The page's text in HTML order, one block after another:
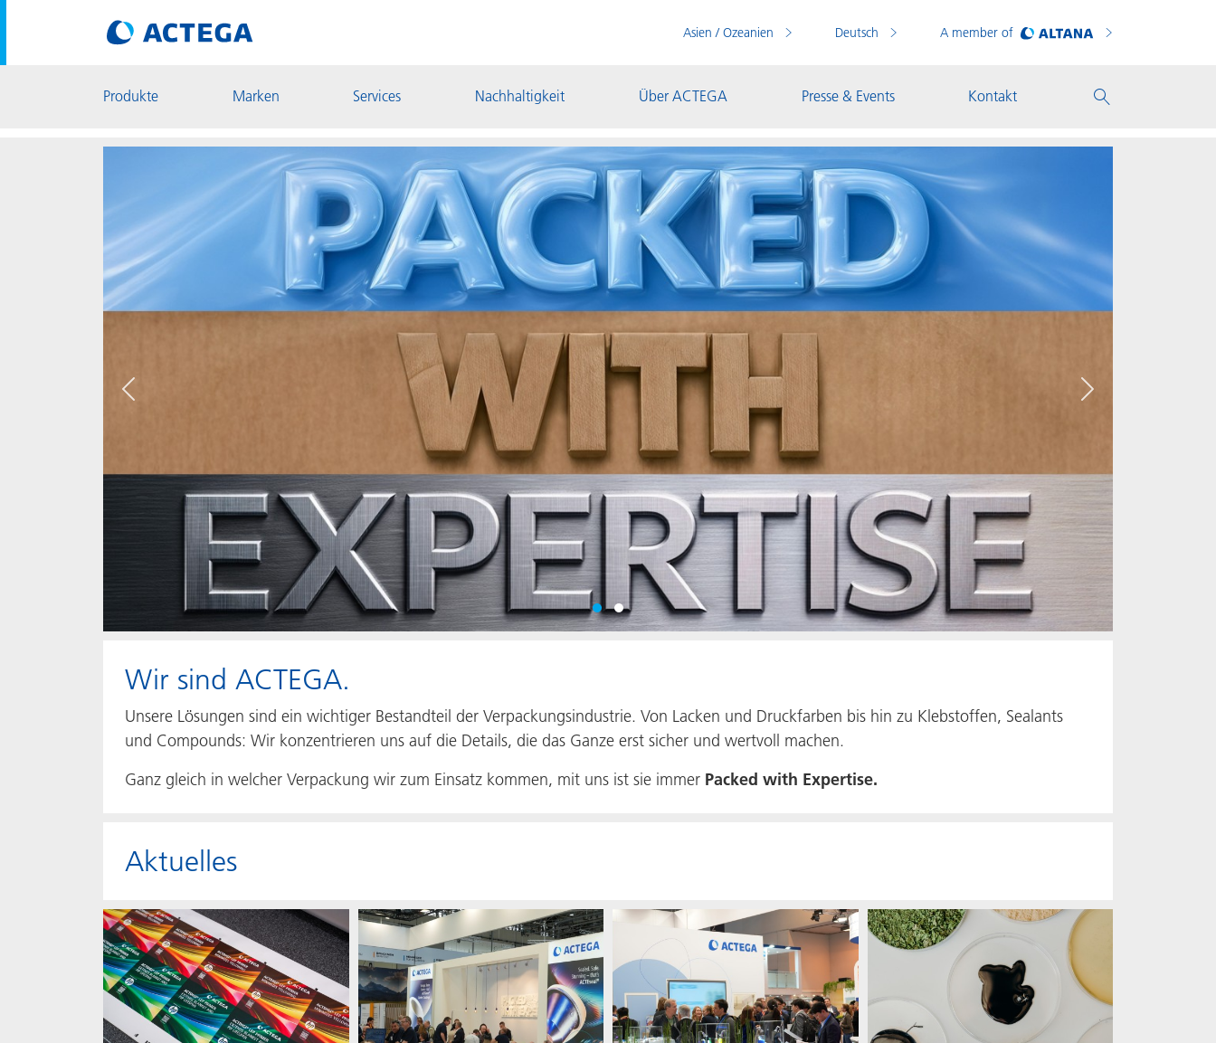
Asien / Ozeanien Deutsch A member of
Produkte Marken Services Nachhaltigkeit Über ACTEGA Presse & Events Kontakt
Zurück Weiter
Wir sind ACTEGA.
Unsere Lösungen sind ein wichtiger Bestandteil der Verpackungsindustrie. Von Lacken und Druckfarben bis hin zu Klebstoffen, Sealants
und Compounds: Wir konzentrieren uns auf die Details, die das Ganze erst sicher und wertvoll machen.
Ganz gleich in welcher Verpackung wir zum Einsatz kommen, mit uns ist sie immer Packed with Expertise.
Aktuelles